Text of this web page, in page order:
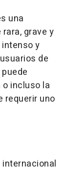
una
grave y
y
de
incluso la
requerir uno